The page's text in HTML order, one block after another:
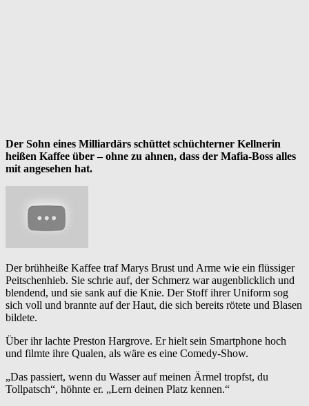
Der Sohn eines Milliardärs schüttet schüchterner Kellnerin
heißen Kaffee über – ohne zu ahnen, dass der Mafia-Boss alles
mit angesehen hat.
Der brühheiße Kaffee traf Marys Brust und Arme wie ein flüssiger
Peitschenhieb. Sie schrie auf, der Schmerz war augenblicklich und
blendend, und sie sank auf die Knie. Der Stoff ihrer Uniform sog
sich voll und brannte auf der Haut, die sich bereits rötete und Blasen
bildete.
Über ihr lachte Preston Hargrove. Er hielt sein Smartphone hoch
und filmte ihre Qualen, als wäre es eine Comedy-Show.
„Das passiert, wenn du Wasser auf meinen Ärmel tropfst, du
Tollpatsch“, höhnte er. „Lern deinen Platz kennen.“